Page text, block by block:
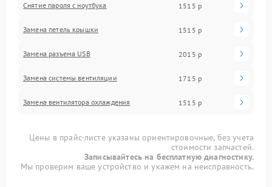
Снятие пароля с ноутбука 1515 р
Замена петель крышки 1515 р
Замена разъема USB 2015 р
Замена системы вентиляции 1715 р
Замена вентилятора охлаждения 1515 р
Цены в прайс-листе указаны ориентировочные, без учета
стоимости запчастей.
Записывайтесь на бесплатную диагностику.
Мы проверим ваше устройство и укажем на неисправность.